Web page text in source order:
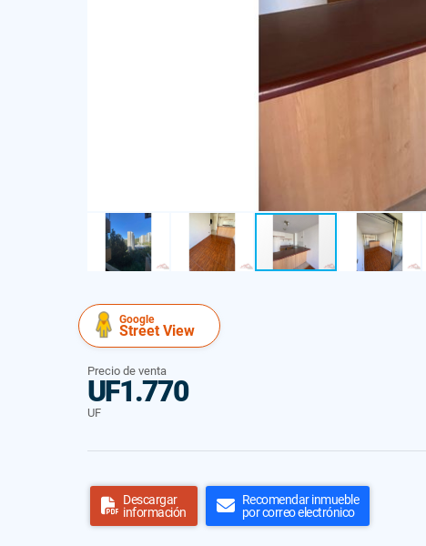
Google
Street View
Precio de venta
UF1.770
UF
Descargar
información
Recomendar inmueble
por correo electrónico